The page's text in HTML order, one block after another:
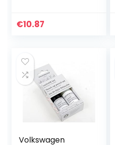
Reparatie (Touch
€10.87
Volkswagen